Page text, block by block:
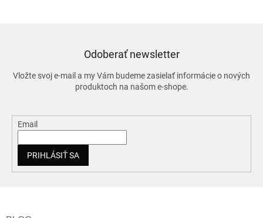
Odoberať newsletter
Vložte svoj e-mail a my Vám budeme zasielať informácie o nových
produktoch na našom e-shope.
Email
PRIHLÁSIŤ SA